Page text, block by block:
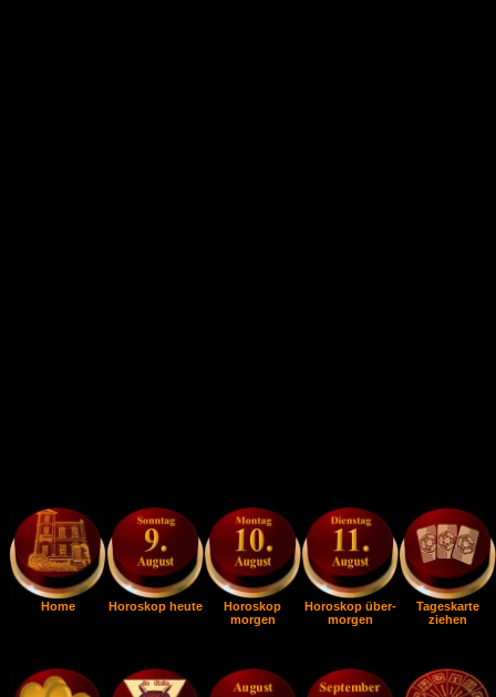
Home Horoskop heute
Horoskop
morgen
Horoskop über-
morgen
Tageskarte
ziehen